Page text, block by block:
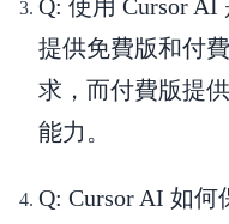
Q: 使用 Cursor AI
提供免費版和付
求，而付費版提
能力。
Q: Cursor AI 如何